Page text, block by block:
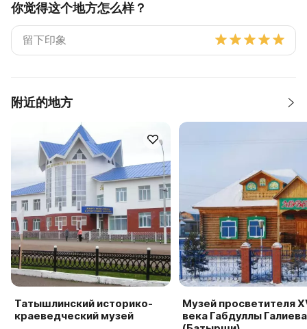
你觉得这个地方怎么样？
附近的地方
Татышлинский историко-
краеведческий музей
Музей просветителя
века Габдуллы Галиева